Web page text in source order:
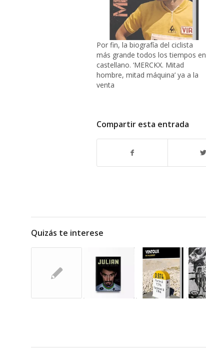
Por fin, la biografía del ciclista
más grande todos los tiempos en
castellano. ‘MERCKX. Mitad
hombre, mitad máquina’ ya a la
venta
Compartir esta entrada
Quizás te interese